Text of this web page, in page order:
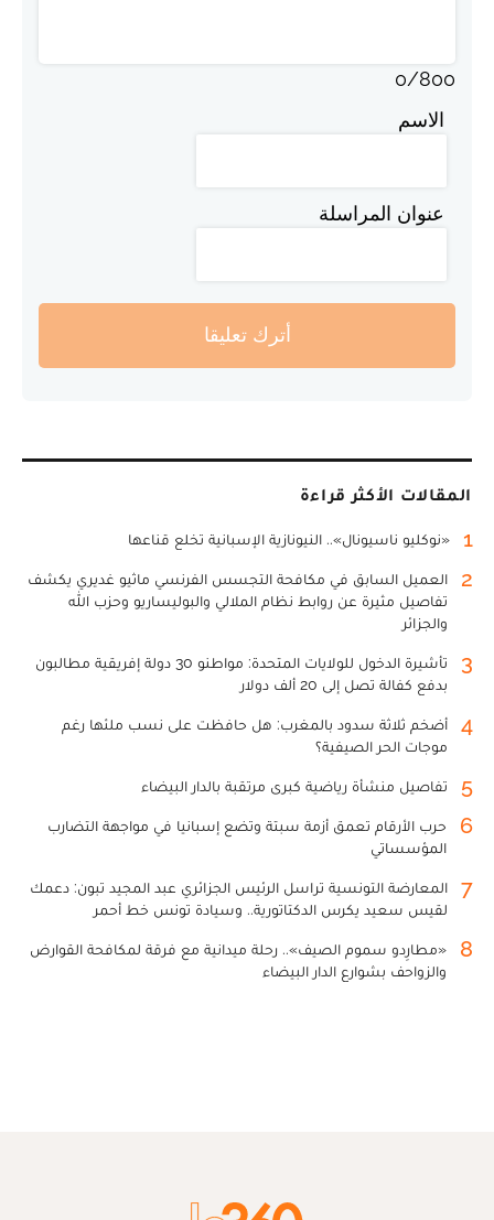
0/800
الاسم
عنوان المراسلة
أترك تعليقا
المقالات الأكثر قراءة
1 «نوكليو ناسيونال».. النيونازية الإسبانية تخلع قناعها
2
العميل السابق في مكافحة التجسس الفرنسي ماثيو غديري يكشف
تفاصيل مثيرة عن روابط نظام الملالي والبوليساريو وحزب الله
والجزائر
3
تأشيرة الدخول للولايات المتحدة: مواطنو 30 دولة إفريقية مطالبون
بدفع كفالة تصل إلى 20 ألف دولار
4
أضخم ثلاثة سدود بالمغرب: هل حافظت على نسب ملئها رغم
موجات الحر الصيفية؟
5 تفاصيل منشأة رياضية كبرى مرتقبة بالدار البيضاء
6
حرب الأرقام تعمق أزمة سبتة وتضع إسبانيا في مواجهة التضارب
المؤسساتي
7
المعارضة التونسية تراسل الرئيس الجزائري عبد المجيد تبون: دعمك
لقيس سعيد يكرس الدكتاتورية.. وسيادة تونس خط أحمر
8
«مطارِدو سموم الصيف».. رحلة ميدانية مع فرقة لمكافحة القوارض
والزواحف بشوارع الدار البيضاء